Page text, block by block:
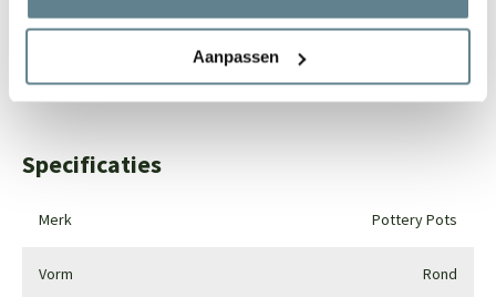
Aanpassen
Bel0344-228104
Mailinfo@polyesterplantenbakken.nl
0344-228104
Specificaties
Merk Pottery Pots
Vorm Rond